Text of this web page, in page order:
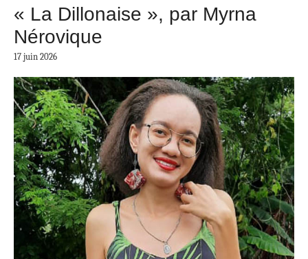
« La Dillonaise », par Myrna
Nérovique
17 juin 2026